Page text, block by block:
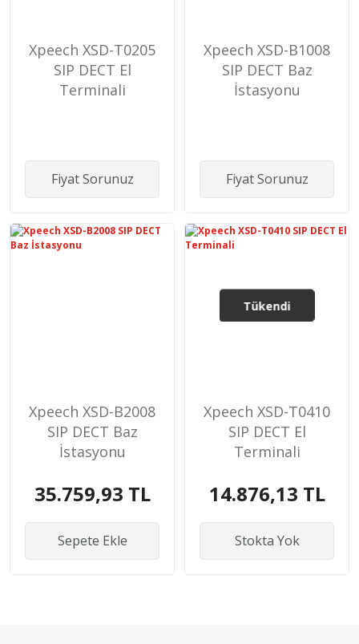
Xpeech XSD-T0205
SIP DECT El
Terminali
Fiyat Sorunuz
Xpeech XSD-B1008
SIP DECT Baz
İstasyonu
Fiyat Sorunuz
Xpeech XSD-B2008
SIP DECT Baz
İstasyonu
35.759,93 TL
Sepete Ekle
Tükendi
Xpeech XSD-T0410
SIP DECT El
Terminali
14.876,13 TL
Stokta Yok